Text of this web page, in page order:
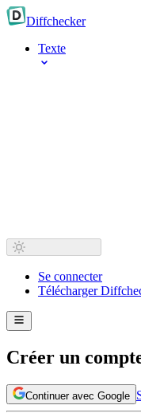
Diffchecker
Texte
Se connecter
Télécharger
Créer un
Continuer avec Google